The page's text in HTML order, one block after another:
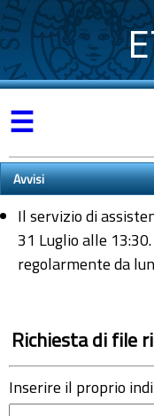
☰
Avvisi
Il servizio di
31 Luglio alle
regolarmente da
Richiesta di file
Inserire il proprio